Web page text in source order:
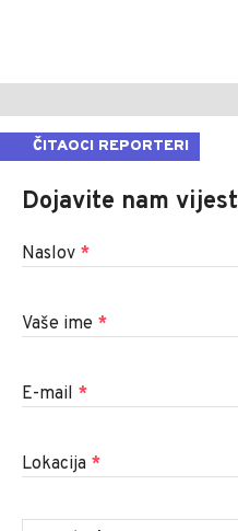
ČITAOCI REPORTERI
Dojavite nam vijest
Naslov *
Vaše ime *
E-mail *
Lokacija *